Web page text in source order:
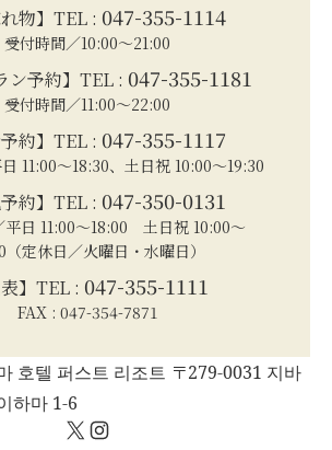
れ物】TEL : 047-355-1114
受付時間／10:00～21:00
ン予約】TEL : 047-355-1181
受付時間／11:00～22:00
予約】TEL : 047-355-1117
11:00～18:30、土日祝 10:00～19:30
予約】TEL : 047-350-0131
平日 11:00～18:00 土日祝 10:00～
（定休日／火曜日・水曜日）
表】TEL : 047-355-1111
FAX : 047-354-7871
호텔 퍼스트 리조트 〒279-0031 지바
하마 1-6
X Instagram